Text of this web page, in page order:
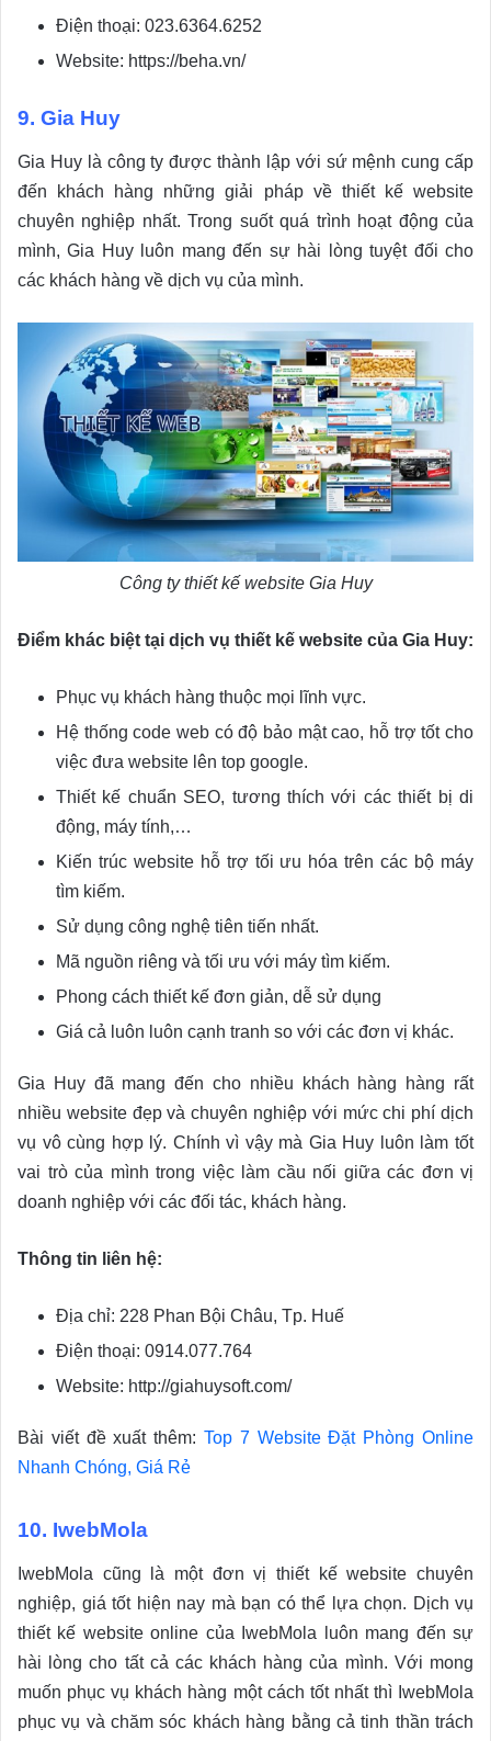
Điện thoại: 023.6364.6252
Website: https://beha.vn/
9. Gia Huy
Gia Huy là công ty được thành lập với sứ mệnh cung cấp
đến khách hàng những giải pháp về thiết kế website
chuyên nghiệp nhất. Trong suốt quá trình hoạt động của
mình, Gia Huy luôn mang đến sự hài lòng tuyệt đối cho
các khách hàng về dịch vụ của mình.
Công ty thiết kế website Gia Huy
Điểm khác biệt tại dịch vụ thiết kế website của Gia Huy:
Phục vụ khách hàng thuộc mọi lĩnh vực.
Hệ thống code web có độ bảo mật cao, hỗ trợ tốt cho
việc đưa website lên top google.
Thiết kế chuẩn SEO, tương thích với các thiết bị di
động, máy tính,…
Kiến trúc website hỗ trợ tối ưu hóa trên các bộ máy
tìm kiếm.
Sử dụng công nghệ tiên tiến nhất.
Mã nguồn riêng và tối ưu với máy tìm kiếm.
Phong cách thiết kế đơn giản, dễ sử dụng
Giá cả luôn luôn cạnh tranh so với các đơn vị khác.
Gia Huy đã mang đến cho nhiều khách hàng hàng rất
nhiều website đẹp và chuyên nghiệp với mức chi phí dịch
vụ vô cùng hợp lý. Chính vì vậy mà Gia Huy luôn làm tốt
vai trò của mình trong việc làm cầu nối giữa các đơn vị
doanh nghiệp với các đối tác, khách hàng.
Thông tin liên hệ:
Địa chỉ: 228 Phan Bội Châu, Tp. Huế
Điện thoại: 0914.077.764
Website: http://giahuysoft.com/
Bài viết đề xuất thêm: Top 7 Website Đặt Phòng Online
Nhanh Chóng, Giá Rẻ
10. IwebMola
IwebMola cũng là một đơn vị thiết kế website chuyên
nghiệp, giá tốt hiện nay mà bạn có thể lựa chọn. Dịch vụ
thiết kế website online của IwebMola luôn mang đến sự
hài lòng cho tất cả các khách hàng của mình. Với mong
muốn phục vụ khách hàng một cách tốt nhất thì IwebMola
phục vụ và chăm sóc khách hàng bằng cả tinh thần trách